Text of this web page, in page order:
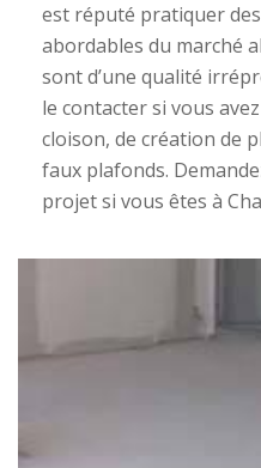
est réputé pratiquer
abordables du marché
sont d’une qualité
le contacter si vous
cloison, de création de
faux plafonds.
projet si vous êtes à